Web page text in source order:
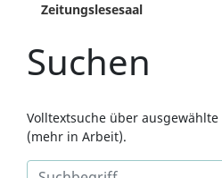
Zeitungslesesaal
Suchen
Volltextsuche über ausgewählte
(mehr in Arbeit).